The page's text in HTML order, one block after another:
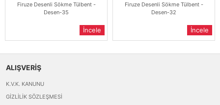
Firuze Desenli Sökme Tülbent -
Desen-35
İncele
Firuze Desenli Sökme Tülbent -
Desen-32
İncele
ALIŞVERİŞ
K.V.K. KANUNU
GIZLILIK SÖZLEŞMESI